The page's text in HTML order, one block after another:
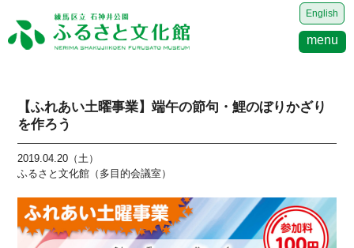
English
menu
【ふれあい土曜事業】端午の節句・鯉のぼりかざり
を作ろう
2019.04.20（土）
ふるさと文化館（多目的会議室）